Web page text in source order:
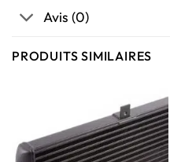
Avis (0)
PRODUITS SIMILAIRES